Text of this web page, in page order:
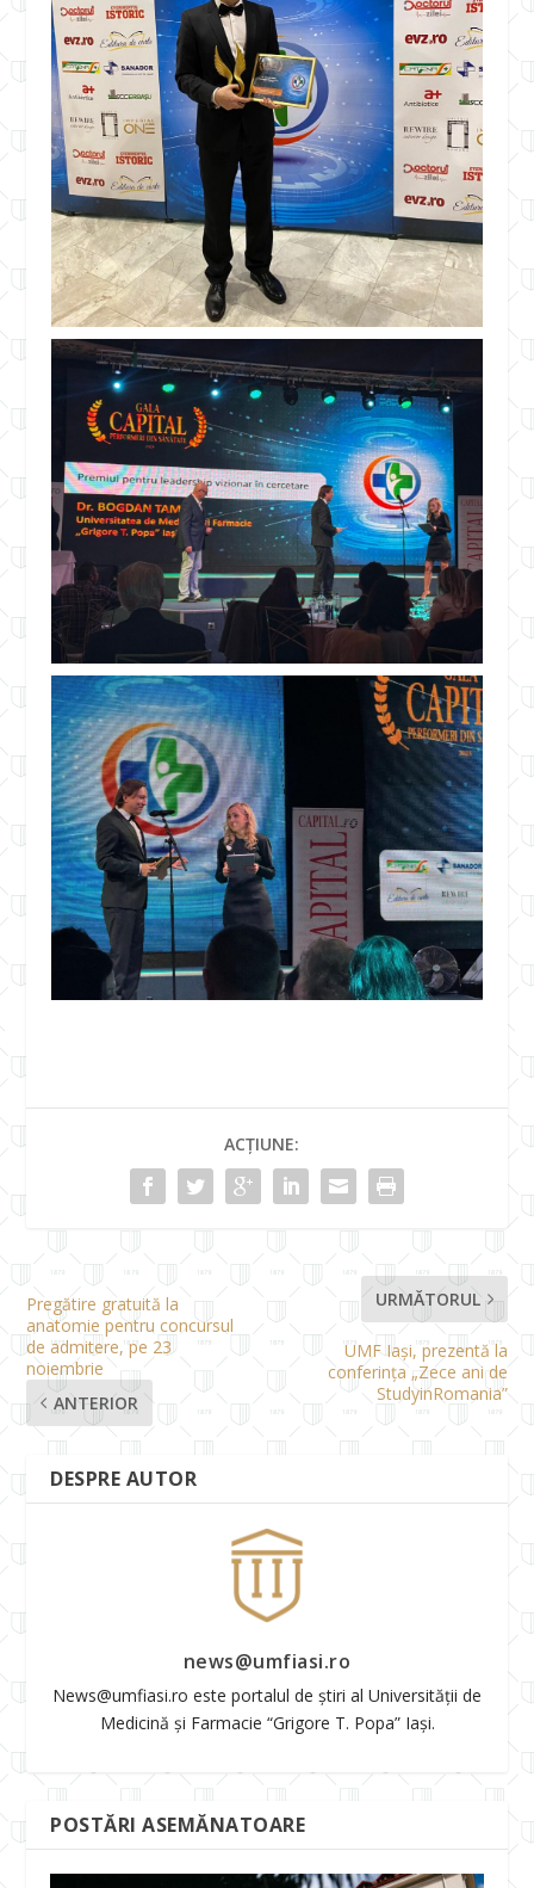
ACȚIUNE:
Pregătire gratuită la
anatomie pentru concursul
de admitere, pe 23
noiembrie
ANTERIOR
URMĂTORUL
UMF Iași, prezentă la
conferința „Zece ani de
StudyinRomania”
DESPRE AUTOR
news@umfiasi.ro
News@umfiasi.ro este portalul de știri al Universității de
Medicină și Farmacie “Grigore T. Popa” Iași.
POSTĂRI ASEMĂNATOARE